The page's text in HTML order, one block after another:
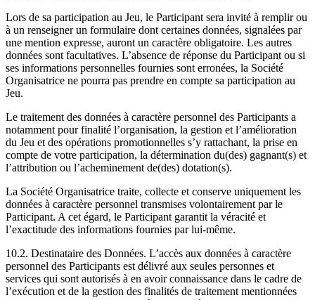
Lors de sa participation au Jeu, le Participant sera invité à remplir ou
à un renseigner un formulaire dont certaines données, signalées par
une mention expresse, auront un caractère obligatoire. Les autres
données sont facultatives. L’absence de réponse du Participant ou si
ses informations personnelles fournies sont erronées, la Société
Organisatrice ne pourra pas prendre en compte sa participation au
Jeu.
Le traitement des données à caractère personnel des Participants a
notamment pour finalité l’organisation, la gestion et l’amélioration
du Jeu et des opérations promotionnelles s’y rattachant, la prise en
compte de votre participation, la détermination du(des) gagnant(s) et
l’attribution ou l’acheminement de(des) dotation(s).
La Société Organisatrice traite, collecte et conserve uniquement les
données à caractère personnel transmises volontairement par le
Participant. A cet égard, le Participant garantit la véracité et
l’exactitude des informations fournies par lui-même.
10.2. Destinataire des Données. L’accès aux données à caractère
personnel des Participants est délivré aux seules personnes et
services qui sont autorisés à en avoir connaissance dans le cadre de
l’exécution et de la gestion des finalités de traitement mentionnées